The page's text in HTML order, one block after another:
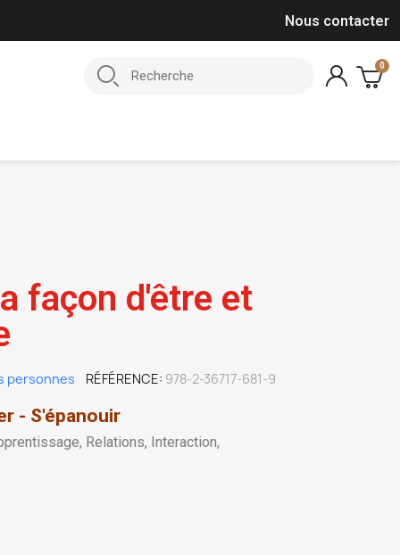
Nous contacter
façon d'être et
personnes RÉFÉRENCE 978-2-36717-681-9
- S'épanouir
Relations, Interaction,